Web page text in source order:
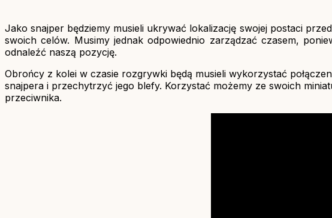
Jako snajper będziemy musieli ukrywać lokalizację swojej postaci
swoich celów. Musimy jednak odpowiednio zarządzać czasem,
odnaleźć naszą pozycję.
Obrońcy z kolei w czasie rozgrywki będą musieli wykorzystać
snajpera i przechytrzyć jego blefy. Korzystać możemy ze swoich
przeciwnika.